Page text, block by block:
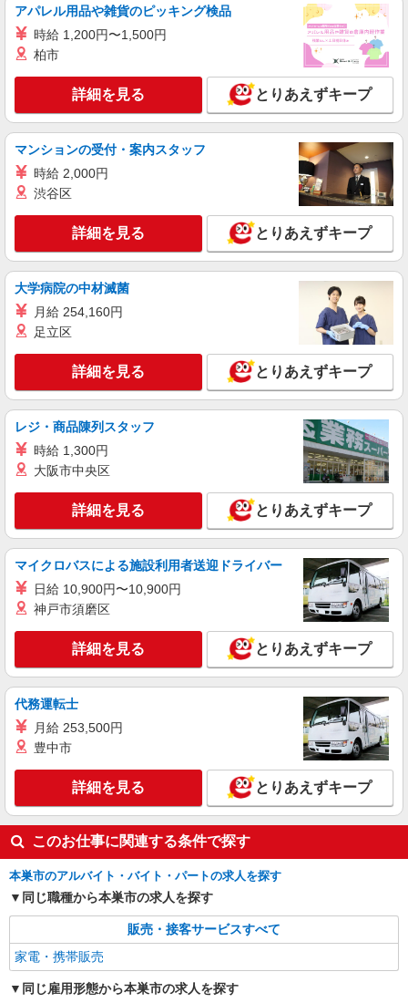
派遣社員
株式会社シエロ
【softbank】人気機種に詳しくなれる携帯販
時給1500円〜1700円（経験・能力による） ※
残業代支給 ★交通費別途支給（規定あり） ゜
+゜・。○。・゜+゜・。○。・゜+゜ 入社祝い金10
万円支給(規定有) お友達を紹介頂くと, インセンテ
有）★ ゜・。○。・゜+゜・。○。・゜+゜
岐阜県本巣市のsoftbankショップ
詳細を見る
紹介予定派遣
株式会社シエロ
【エーユー】の店舗スタッフ
時給1500円〜1800円（経験・能力による） ※
残業代支給 ★交通費別途支給（規定あり） ゜
+゜・。○。・゜+゜・。○。・゜+゜ 入社祝い金10
ィブ支給(規定有) ★月2回払い・週払い可能（規程
有）★ ゜・。○。・゜+゜・。○。・゜+゜
キープ 詳細を見る
紹介予定派遣
株式会社シエロ
【softbank】人気機種に詳しくなれる携帯販
残業代支給 ★交通費別途支給（規定あり） ゜
+゜・。○。・゜+゜・。○。・゜+゜ 入社祝い金10
万円支給(規定有) お友達を紹介頂くと, インセンテ
有）★ ゜・。○。・゜+゜・。○。・゜+゜
岐阜県本巣市政田字下西浦1986番1階101区の
キープ 詳細を見る
株式会社シエロ
人気機種に詳しくなれる携帯販売
時給1600円〜 ※別途インセンティブ、職能評
価制度あり ※残業代支給 ★交通費別途支給（規定
インセンティブ支給(規定有) ★月2回払い・週払い
可能（規程有）★ ゜・。○。・゜+゜・。○。・゜
+゜
キープ 詳細を見る
アパレル用品や雑貨のピッキング検品
時給 1,200円〜1,500円
柏市
詳細を見る とりあえずキープ
マンションの受付・案内スタッフ
時給 2,000円
渋谷区
詳細を見る とりあえずキープ
大学病院の中材滅菌
月給 254,160円
足立区
詳細を見る とりあえずキープ
レジ・商品陳列スタッフ
時給 1,300円
大阪市中央区
詳細を見る とりあえずキープ
マイクロバスによる施設利用者送迎ドライバー
日給 10,900円〜10,900円
神戸市須磨区
詳細を見る とりあえずキープ
代務運転士
月給 253,500円
豊中市
詳細を見る とりあえずキープ
このお仕事に関連する条件で探す
本巣市のアルバイト・バイト・パートの求人を探す
同じ職種から本巣市の求人を探す
販売・接客サービスすべて
家電・携帯販売
同じ雇用形態から本巣市の求人を探す